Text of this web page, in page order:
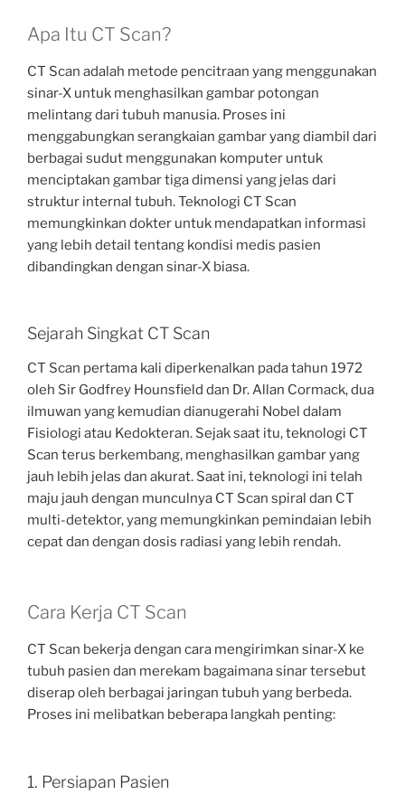
Apa Itu CT Scan?
CT Scan adalah metode pencitraan yang menggunakan
sinar-X untuk menghasilkan gambar potongan
melintang dari tubuh manusia. Proses ini
menggabungkan serangkaian gambar yang diambil dari
berbagai sudut menggunakan komputer untuk
menciptakan gambar tiga dimensi yang jelas dari
struktur internal tubuh. Teknologi CT Scan
memungkinkan dokter untuk mendapatkan informasi
yang lebih detail tentang kondisi medis pasien
dibandingkan dengan sinar-X biasa.
Sejarah Singkat CT Scan
CT Scan pertama kali diperkenalkan pada tahun 1972
oleh Sir Godfrey Hounsfield dan Dr. Allan Cormack, dua
ilmuwan yang kemudian dianugerahi Nobel dalam
Fisiologi atau Kedokteran. Sejak saat itu, teknologi CT
Scan terus berkembang, menghasilkan gambar yang
jauh lebih jelas dan akurat. Saat ini, teknologi ini telah
maju jauh dengan munculnya CT Scan spiral dan CT
multi-detektor, yang memungkinkan pemindaian lebih
cepat dan dengan dosis radiasi yang lebih rendah.
Cara Kerja CT Scan
CT Scan bekerja dengan cara mengirimkan sinar-X ke
tubuh pasien dan merekam bagaimana sinar tersebut
diserap oleh berbagai jaringan tubuh yang berbeda.
Proses ini melibatkan beberapa langkah penting:
1. Persiapan Pasien